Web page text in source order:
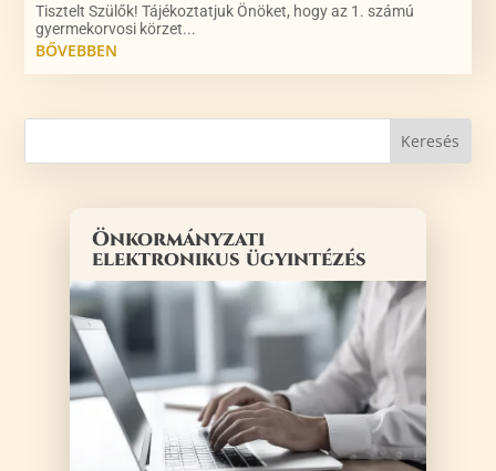
Tisztelt Szülők! Tájékoztatjuk Önöket, hogy az 1. számú
gyermekorvosi körzet...
BŐVEBBEN
Önkormányzati
elektronikus ügyintézés